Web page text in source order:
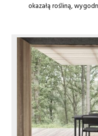
okazałą rośliną,